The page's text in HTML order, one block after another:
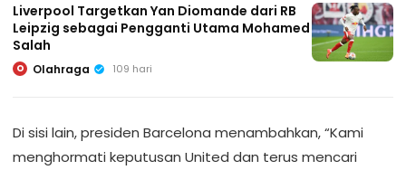
Liverpool Targetkan Yan Diomande dari RB
Leipzig sebagai Pengganti Utama Mohamed
Salah
O Olahraga 109 hari
Di sisi lain, presiden Barcelona menambahkan, “Kami
menghormati keputusan United dan terus mencari